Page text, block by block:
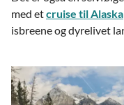
med etcruise til Alaska
isbreene og dyrelivet